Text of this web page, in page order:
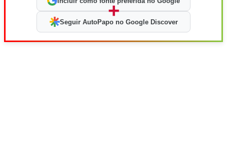
+
Seguir AutoPapo no Google Discover